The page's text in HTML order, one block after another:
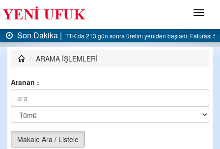
Menü
Faturası 5 milyar liraya dayandı
Son Dakika |AK Parti Ereğli İlçe Başkanlığı’ndan
ARAMA İŞLEMLERİ
Aranan :
Makale Ara / Listele